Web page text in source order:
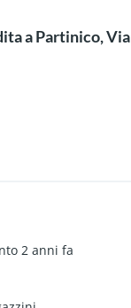
a Partinico, Via
2 anni fa